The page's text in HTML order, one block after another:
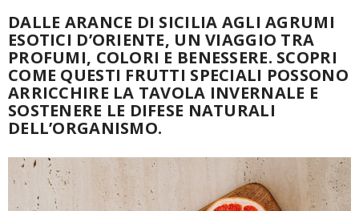
DALLE ARANCE DI SICILIA AGLI AGRUMI
ESOTICI D’ORIENTE, UN VIAGGIO TRA
PROFUMI, COLORI E BENESSERE. SCOPRI
COME QUESTI FRUTTI SPECIALI POSSONO
ARRICCHIRE LA TAVOLA INVERNALE E
SOSTENERE LE DIFESE NATURALI
DELL’ORGANISMO.